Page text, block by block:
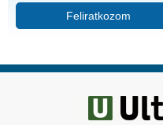
Feliratkozom